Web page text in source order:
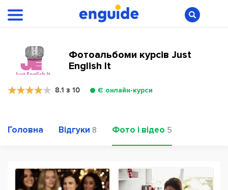
Фотоальбоми курсів Just
English It
8.1 з 10 Є онлайн-курси
Головна Відгуки 8 Фото і відео 5